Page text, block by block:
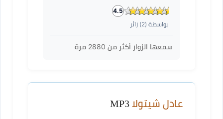
4.5
بواسطة (2) زائر
سمعها الزوار أكثر من 2880 مرة
عادل شيتولا